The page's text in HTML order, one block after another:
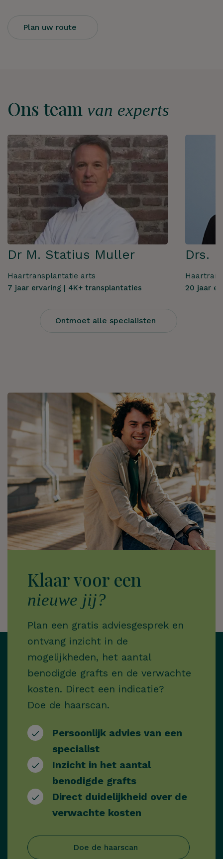
Hoe kunnen we je
helpen?
Plan uw route
Ons team van experts
Dr M. Statius Muller
Haartransplantatie arts
7 jaar ervaring | 4K+ transplantaties
Drs.
20 jaar
Ontmoet alle specialisten
Klaar voor een
nieuwe jij?
Plan een gratis adviesgesprek en
ontvang inzicht in de
mogelijkheden, het aantal
benodigde grafts en de verwachte
kosten. Direct een indicatie?
Doe de haarscan.
Persoonlijk advies van een
specialist
Inzicht in het aantal
benodigde grafts
Direct duidelijkheid over de
verwachte kosten
Doe de haarscan